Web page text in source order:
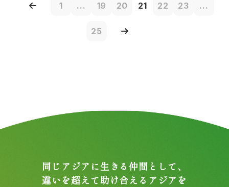
1 ... 19 20 21 22 23 ...
25
同じアジアに生きる仲間として、
違いを超えて助け合えるアジアを